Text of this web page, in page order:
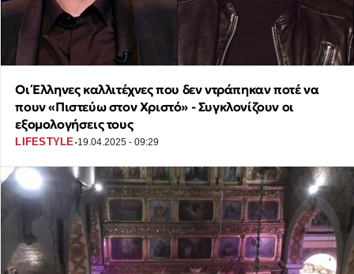
Οι Έλληνες καλλιτέχνες που δεν ντράπηκαν ποτέ να
πουν «Πιστεύω στον Χριστό» - Συγκλονίζουν οι
εξομολογήσεις τους
LIFESTYLE·19.04.2025 - 09:29